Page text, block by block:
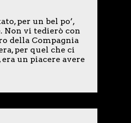
per un bel po’,
Non vi tedierò con
della Compagnia
per quel che ci
un piacere avere